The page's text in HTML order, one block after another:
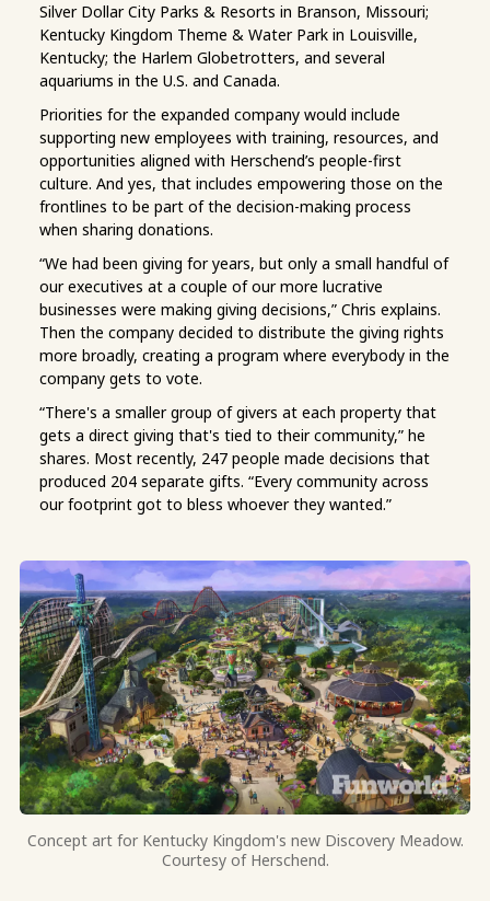
Silver Dollar City Parks & Resorts in Branson, Missouri;
Kentucky Kingdom Theme & Water Park in Louisville,
Kentucky; the Harlem Globetrotters, and several
aquariums in the U.S. and Canada.
Priorities for the expanded company would include
supporting new employees with training, resources, and
opportunities aligned with Herschend’s people-first
culture. And yes, that includes empowering those on the
frontlines to be part of the decision-making process
when sharing donations.
“We had been giving for years, but only a small handful of
our executives at a couple of our more lucrative
businesses were making giving decisions,” Chris explains.
Then the company decided to distribute the giving rights
more broadly, creating a program where everybody in the
company gets to vote.
“There's a smaller group of givers at each property that
gets a direct giving that's tied to their community,” he
shares. Most recently, 247 people made decisions that
produced 204 separate gifts. “Every community across
our footprint got to bless whoever they wanted.”
Concept art for Kentucky Kingdom's new Discovery Meadow.
Courtesy of Herschend.